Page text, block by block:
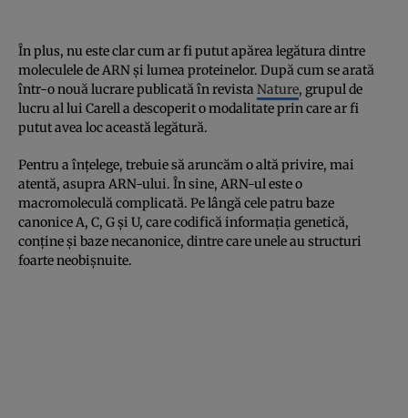
În plus, nu este clar cum ar fi putut apărea legătura dintre
moleculele de ARN și lumea proteinelor. După cum se arată
într-o nouă lucrare publicată în revista Nature, grupul de
lucru al lui Carell a descoperit o modalitate prin care ar fi
putut avea loc această legătură.
Pentru a înțelege, trebuie să aruncăm o altă privire, mai
atentă, asupra ARN-ului. În sine, ARN-ul este o
macromoleculă complicată. Pe lângă cele patru baze
canonice A, C, G și U, care codifică informația genetică,
conține și baze necanonice, dintre care unele au structuri
foarte neobișnuite.